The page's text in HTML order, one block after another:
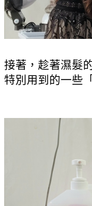
接著，趁著濕髮
特別用到的一些